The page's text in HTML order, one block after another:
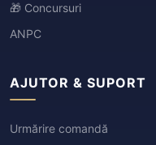
🎁 Concursuri
ANPC
AJUTOR & SUPORT
Urmărire comandă